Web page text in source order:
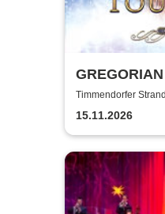
Christmas
Timmendorfer
Timmendorfer Strand
15.11.2026